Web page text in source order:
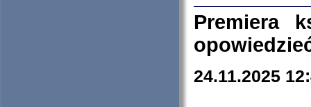
Premiera
24.11.2025